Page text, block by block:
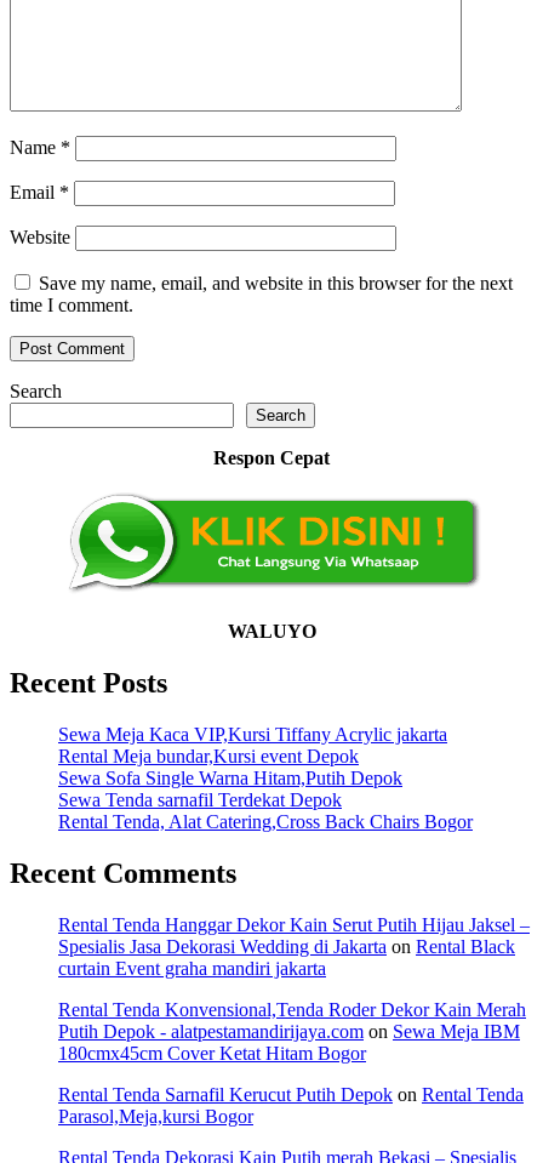
Name *
Email *
Website
Save my name, email, and website in this browser for the next
time I comment.
Search
Search
Respon Cepat
WALUYO
Recent Posts
Sewa Meja Kaca VIP,Kursi Tiffany Acrylic jakarta
Rental Meja bundar,Kursi event Depok
Sewa Sofa Single Warna Hitam,Putih Depok
Sewa Tenda sarnafil Terdekat Depok
Rental Tenda, Alat Catering,Cross Back Chairs Bogor
Recent Comments
Rental Tenda Hanggar Dekor Kain Serut Putih Hijau Jaksel –
Spesialis Jasa Dekorasi Wedding di Jakarta on Rental Black
curtain Event graha mandiri jakarta
Rental Tenda Konvensional,Tenda Roder Dekor Kain Merah
Putih Depok - alatpestamandirijaya.com on Sewa Meja IBM
180cmx45cm Cover Ketat Hitam Bogor
Rental Tenda Sarnafil Kerucut Putih Depok on Rental Tenda
Parasol,Meja,kursi Bogor
Rental Tenda Dekorasi Kain Putih merah Bekasi – Spesialis